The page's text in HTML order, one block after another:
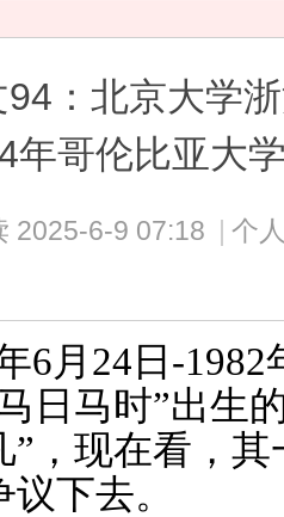
：北京大学
年哥伦比亚大
2025-6-9 07:18
个
6月 24 日 -1982
日马时”出生
” ，现在看，
下去。